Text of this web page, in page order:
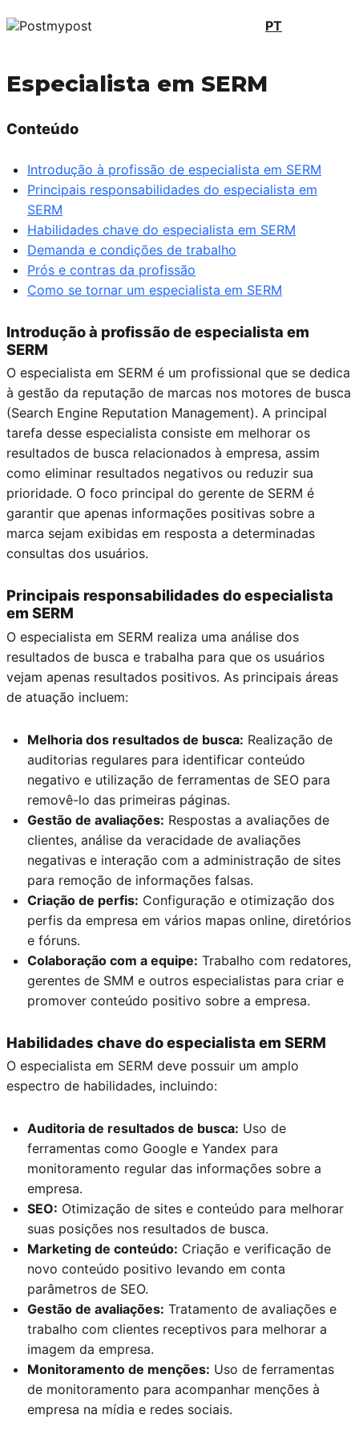
PT
Especialista em SERM
Conteúdo
Introdução à profissão de especialista em SERM
Principais responsabilidades do especialista em
SERM
Habilidades chave do especialista em SERM
Demanda e condições de trabalho
Prós e contras da profissão
Como se tornar um especialista em SERM
Introdução à profissão de especialista em
SERM
O especialista em SERM é um profissional que se dedica
à gestão da reputação de marcas nos motores de busca
(Search Engine Reputation Management). A principal
tarefa desse especialista consiste em melhorar os
resultados de busca relacionados à empresa, assim
como eliminar resultados negativos ou reduzir sua
prioridade. O foco principal do gerente de SERM é
garantir que apenas informações positivas sobre a
marca sejam exibidas em resposta a determinadas
consultas dos usuários.
Principais responsabilidades do especialista
em SERM
O especialista em SERM realiza uma análise dos
resultados de busca e trabalha para que os usuários
vejam apenas resultados positivos. As principais áreas
de atuação incluem:
Melhoria dos resultados de busca: Realização de
auditorias regulares para identificar conteúdo
negativo e utilização de ferramentas de SEO para
removê-lo das primeiras páginas.
Gestão de avaliações: Respostas a avaliações de
clientes, análise da veracidade de avaliações
negativas e interação com a administração de sites
para remoção de informações falsas.
Criação de perfis: Configuração e otimização dos
perfis da empresa em vários mapas online, diretórios
e fóruns.
Colaboração com a equipe: Trabalho com redatores,
gerentes de SMM e outros especialistas para criar e
promover conteúdo positivo sobre a empresa.
Habilidades chave do especialista em SERM
O especialista em SERM deve possuir um amplo
espectro de habilidades, incluindo:
Auditoria de resultados de busca: Uso de
ferramentas como Google e Yandex para
monitoramento regular das informações sobre a
empresa.
SEO: Otimização de sites e conteúdo para melhorar
suas posições nos resultados de busca.
Marketing de conteúdo: Criação e verificação de
novo conteúdo positivo levando em conta
parâmetros de SEO.
Gestão de avaliações: Tratamento de avaliações e
trabalho com clientes receptivos para melhorar a
imagem da empresa.
Monitoramento de menções: Uso de ferramentas
de monitoramento para acompanhar menções à
empresa na mídia e redes sociais.